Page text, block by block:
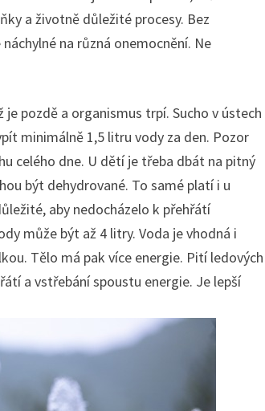
a životně důležité procesy. Bez
na různá onemocnění. Ne
pozdě a organismus trpí. Sucho v ústech
minimálně 1,5 litru vody za den. Pozor
celého dne. U dětí je třeba dbát na pitný
být dehydrované. To samé platí i u
aby nedocházelo k přehřátí
může být až 4 litry. Voda je vhodná i
Tělo má pak více energie. Pití ledových
a vstřebání spoustu energie. Je lepší